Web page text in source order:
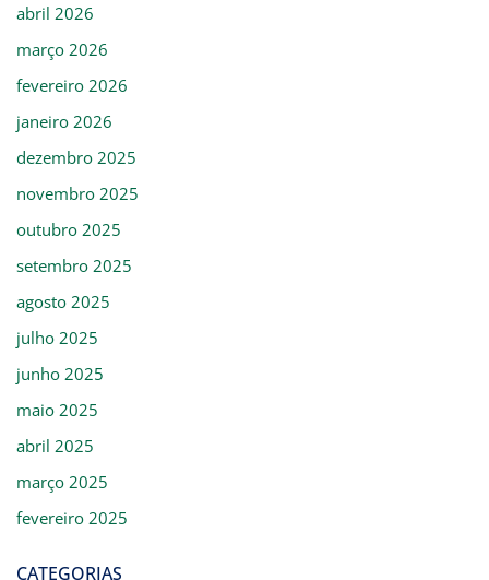
abril 2026
março 2026
fevereiro 2026
janeiro 2026
dezembro 2025
novembro 2025
outubro 2025
setembro 2025
agosto 2025
julho 2025
junho 2025
maio 2025
abril 2025
março 2025
fevereiro 2025
CATEGORIAS